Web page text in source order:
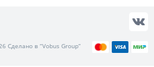
Сделано в “Vobus Group”